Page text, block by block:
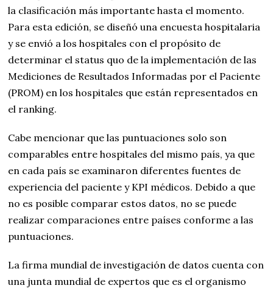
la clasificación más importante hasta el momento.
Para esta edición, se diseñó una encuesta hospitalaria
y se envió a los hospitales con el propósito de
determinar el status quo de la implementación de las
Mediciones de Resultados Informadas por el Paciente
(PROM) en los hospitales que están representados en
el ranking.
Cabe mencionar que las puntuaciones solo son
comparables entre hospitales del mismo país, ya que
en cada país se examinaron diferentes fuentes de
experiencia del paciente y KPI médicos. Debido a que
no es posible comparar estos datos, no se puede
realizar comparaciones entre países conforme a las
puntuaciones.
La firma mundial de investigación de datos cuenta con
una junta mundial de expertos que es el organismo